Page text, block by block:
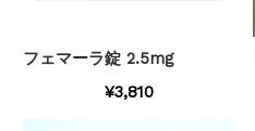
フェマーラ錠 2.5mg
¥3,810